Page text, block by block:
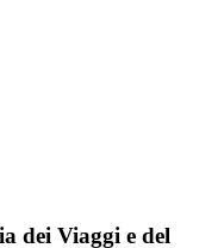
dei Viaggi e del